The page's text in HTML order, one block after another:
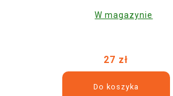
W magazynie
27 zł
Do koszyka